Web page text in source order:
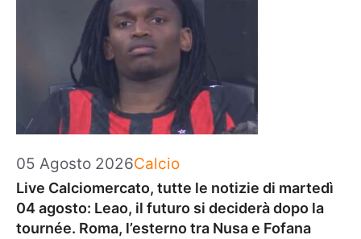
05 Agosto 2026Categorie
Calcio
Live Calciomercato, tutte le notizie di martedì
04 agosto: Leao, il futuro si deciderà dopo la
tournée. Roma, l’esterno tra Nusa e Fofana